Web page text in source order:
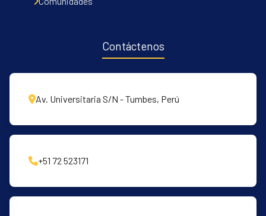
Contáctenos
Av. Universitaria S/N - Tumbes, Perú
+51 72 523171